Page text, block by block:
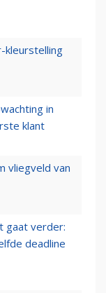
kleurstelling
in
klant
vliegveld van
gaat verder:
deadline